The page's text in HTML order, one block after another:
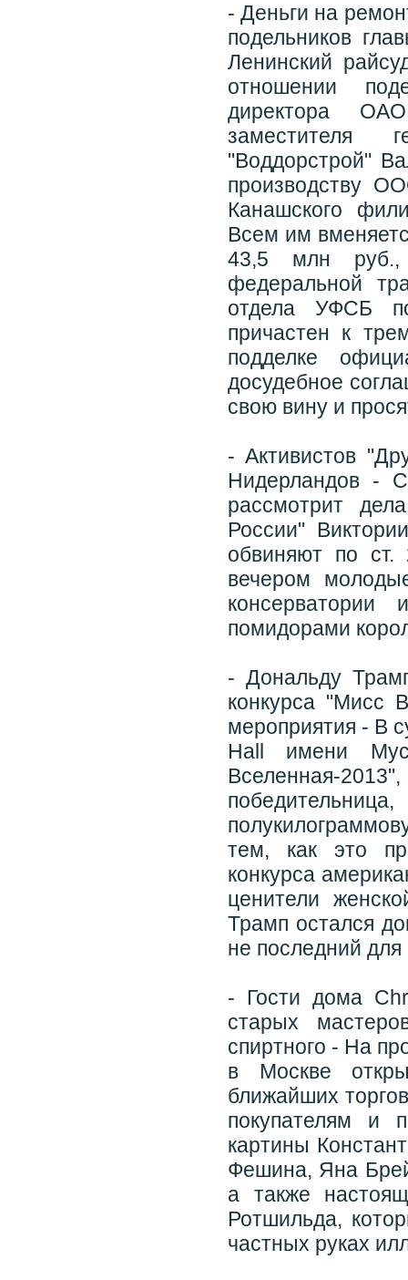
- Деньги на
подельников
Ленинский
отношении
директора
заместителя
"Воддорстрой"
производству
Канашского
Всем им
43,5 млн руб.,
федеральной
отдела УФСБ
причастен к
подделке
досудебное
свою вину и
- Активистов
Нидерландов -
рассмотрит
России"
обвиняют по ст.
вечером
помидорами
- Дональду
конкурса "Мисс
мероприятия - В
Hall имени
Вселенная-
тем, как это
конкурса
ценители
Трамп остался
не последний для
- Гости дома
старых
спиртного - На
в Москве
ближайших
покупателям и
картины
Фешина, Яна
а также
Ротшильда,
частных руках